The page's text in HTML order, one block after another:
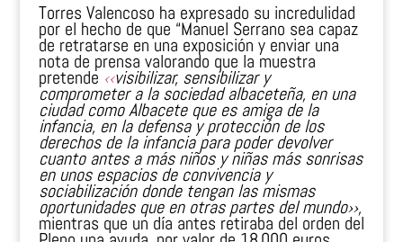
Torres Valencoso ha expresado su incredulidad
por el hecho de que “Manuel Serrano sea capaz
de retratarse en una exposición y enviar una
nota de prensa valorando que la muestra
pretende ‹‹visibilizar, sensibilizar y
comprometer a la sociedad albaceteña, en una
ciudad como Albacete que es amiga de la
infancia, en la defensa y protección de los
derechos de la infancia para poder devolver
cuanto antes a más niños y niñas más sonrisas
en unos espacios de convivencia y
sociabilización donde tengan las mismas
oportunidades que en otras partes del mundo››,
mientras que un día antes retiraba del orden del